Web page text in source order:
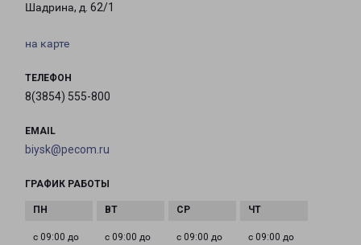
Шадрина, д. 62/1
на карте
ТЕЛЕФОН
8(3854) 555-800
EMAIL
biysk@pecom.ru
ГРАФИК РАБОТЫ
с 09:00 до
с 09:00 до
с 09:00 до
с 09:00 до